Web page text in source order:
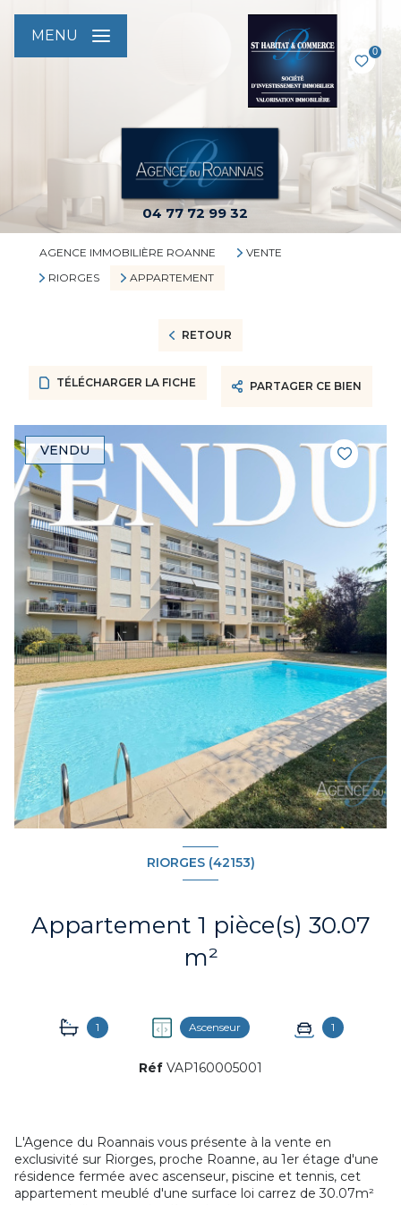
04 77 72 99 32
0
MENU
AGENCE IMMOBILIÈRE ROANNE
VENTE
RIORGES
APPARTEMENT
RETOUR
TÉLÉCHARGER LA FICHE PARTAGER CE BIEN
VENDU
RIORGES (42153)
Appartement 1 pièce(s) 30.07
m²
1 Ascenseur 1
Réf VAP160005001
L'Agence du Roannais vous présente à la vente en
exclusivité sur Riorges, proche Roanne, au 1er étage d'une
résidence fermée avec ascenseur, piscine et tennis, cet
appartement meublé d'une surface loi carrez de 30.07m²